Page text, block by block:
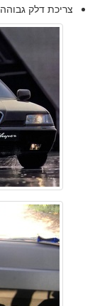
צריכת דלק גבוהה